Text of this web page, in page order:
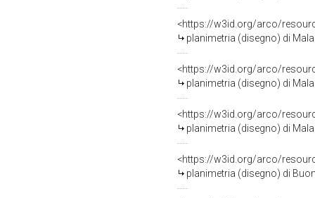
<https://w3id.org/arco/
planimetria (disegno) di
<https://w3id.org/arco/
planimetria (disegno) di
<https://w3id.org/arco/
planimetria (disegno) di
<https://w3id.org/arco/
planimetria (disegno) di